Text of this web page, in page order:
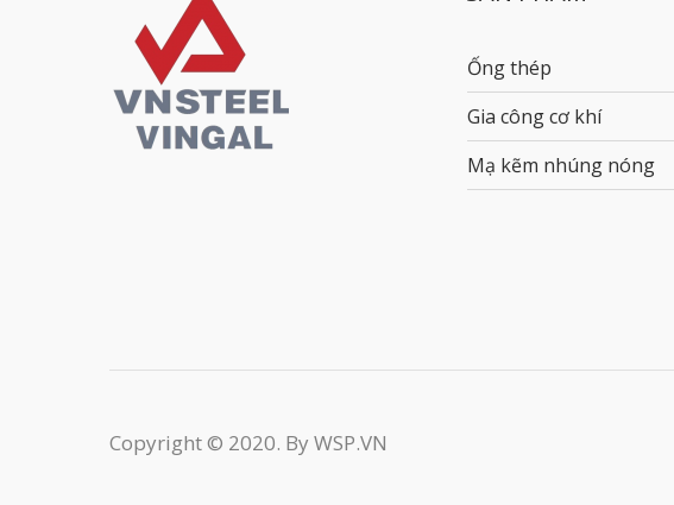
Ống thép
Gia công cơ khí
Mạ kẽm nhúng nóng
Copyright © 2020. By WSP.VN